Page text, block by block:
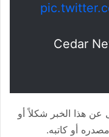
هذا الخبر شكلاً أو
أو كاتبه.